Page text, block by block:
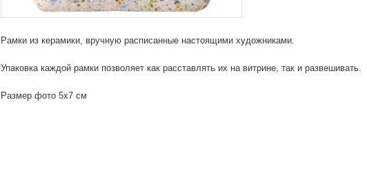
Рамки из керамики, вручную расписанные настоящими художниками.
Упаковка каждой рамки позволяет как расставлять их на витрине, так и развешивать.
Размер фото 5х7 см